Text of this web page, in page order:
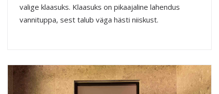
valige klaasuks. Klaasuks on pikaajaline lahendus
vannituppa, sest talub väga hästi niiskust.